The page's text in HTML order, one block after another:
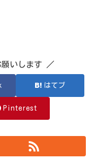
いします ／
はてブ
Pinterest